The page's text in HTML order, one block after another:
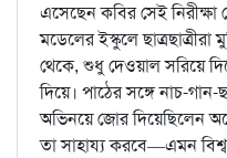
এসেছেন কবির সেই
মডেলের ইস্কুলে
থেকে, শুধু দেওয়াল সরিয়ে
দিয়ে। পাঠের সঙ্গে নাচ-
অভিনয়ে জোর দিয়েছিলেন
তা সাহায্য করবে—এমন